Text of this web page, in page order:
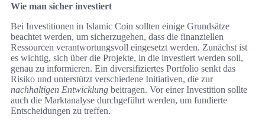
Wie man sicher investiert
Bei Investitionen in Islamic Coin sollten einige Grundsätze
beachtet werden, um sicherzugehen, dass die finanziellen
Ressourcen verantwortungsvoll eingesetzt werden. Zunächst ist
es wichtig, sich über die Projekte, in die investiert werden soll,
genau zu informieren. Ein diversifiziertes Portfolio senkt das
Risiko und unterstützt verschiedene Initiativen, die zur
nachhaltigen Entwicklung beitragen. Vor einer Investition sollte
auch die Marktanalyse durchgeführt werden, um fundierte
Entscheidungen zu treffen.